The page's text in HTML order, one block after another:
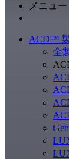
メニュー
ACD™
全